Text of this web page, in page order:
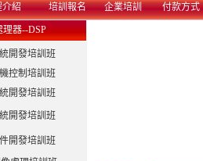
紹 培訓報名 企業培訓 付款方式
器--DSP
開發培訓班
控制培訓班
開發培訓班
開發培訓班
開發培訓班